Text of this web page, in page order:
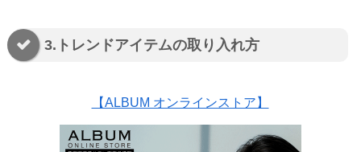
3.トレンドアイテムの取り入れ方
【ALBUM オンラインストア】